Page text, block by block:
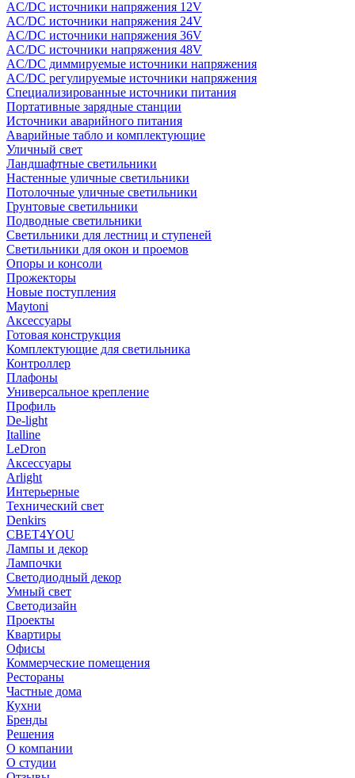
AC/DC источники напряжения 12V
AC/DC источники напряжения 24V
AC/DC источники напряжения 36V
AC/DC источники напряжения 48V
AC/DC диммируемые источники напряжения
AC/DC регулируемые источники напряжения
Специализированные источники питания
Портативные зарядные станции
Источники аварийного питания
Аварийные табло и комплектующие
Уличный свет
Ландшафтные светильники
Настенные уличные светильники
Потолочные уличные светильники
Грунтовые светильники
Подводные светильники
Светильники для лестниц и ступеней
Светильники для окон и проемов
Опоры и консоли
Прожекторы
Новые поступления
Maytoni
Аксессуары
Готовая конструкция
Комплектующие для светильника
Контроллер
Плафоны
Универсальное крепление
Профиль
De-light
Italline
LeDron
Аксессуары
Arlight
Интерьерные
Технический свет
Denkirs
СВЕТ4YOU
Лампы и декор
Лампочки
Светодиодный декор
Умный свет
Светодизайн
Проекты
Квартиры
Офисы
Коммерческие помещения
Рестораны
Частные дома
Кухни
Бренды
Решения
О компании
О студии